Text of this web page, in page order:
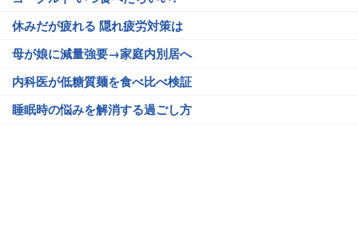
休みだが疲れる 隠れ疲労対策は
母が娘に減量強要→家庭内別居へ
内科医が低糖質麺を食べ比べ検証
睡眠時の悩みを解消する過ごし方